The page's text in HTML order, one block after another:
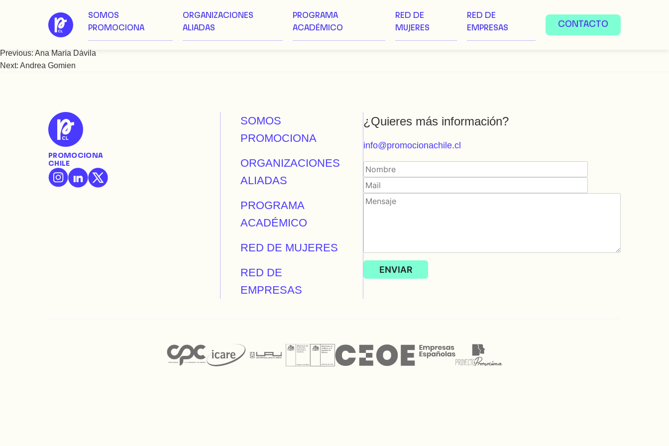
SOMOS
PROMOCIONA
ORGANIZACIONES
ALIADAS
PROGRAMA
ACADÉMICO
RED DE
MUJERES
RED DE
EMPRESAS
CONTACTO
Andrea Fuentes
Navegación
Previous: Ana María Dávila
Next: Andrea Gomien
PROMOCIONA
CHILE
SOMOS
PROMOCIONA
ORGANIZACIONES
ALIADAS
PROGRAMA
ACADÉMICO
RED DE MUJERES
RED DE
EMPRESAS
¿Quieres más información?
info@promocionachile.cl